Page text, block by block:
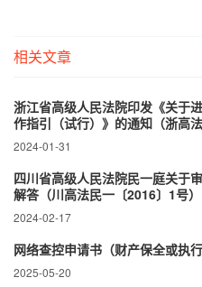
相关文章
浙江省高级人民法院印发《关于
作指引（试行）》的通知（浙高
2024-01-31
四川省高级人民法院民一庭关于
解答（川高法民一〔2016〕1号）
2024-02-17
网络查控申请书（财产保全或执行
2025-05-20